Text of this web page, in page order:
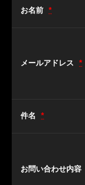
お名前 *
メールアドレス *
件名 *
お問い合わせ内容